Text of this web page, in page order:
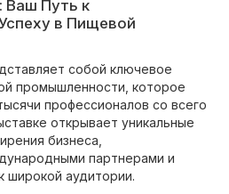
Ваш Путь к
в Пищевой
собой ключевое
промышленности, которое
профессионалов со всего
открывает уникальные
бизнеса,
партнерами и
широкой аудитории.